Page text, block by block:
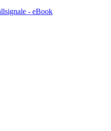
- eBook